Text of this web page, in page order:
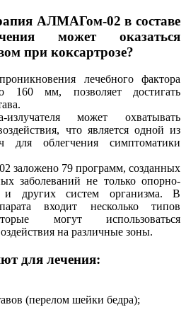
АЛМАГом-02 в составе
может оказаться
при коксартрозе?
лечебного фактора
мм, позволяет достигать
излучателя может охватывать
что является одной из
для облегчения симптоматики
заложено 79 программ, созданных
заболеваний не только опорно-
и других систем организма. В
входит несколько типов
могут использоваться
на различные зоны.
для лечения:
(перелом шейки бедра);